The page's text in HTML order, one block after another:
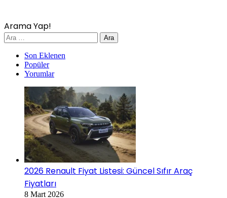
Arama Yap!
Arama:
Son Eklenen
Popüler
Yorumlar
2026 Renault Fiyat Listesi: Güncel Sıfır Araç
Fiyatları
8 Mart 2026